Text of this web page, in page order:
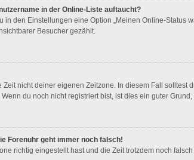
in der Online-Liste auftaucht?
in den Einstellungen eine Option „Meinen Online-
Besucher gezählt.
nicht deiner eigenen Zeitzone. In diesem Fall
du noch nicht registriert bist, ist dies ein guter Grund,
Forenuhr geht immer noch falsch!
richtig eingestellt hast und die Zeit trotzdem noch